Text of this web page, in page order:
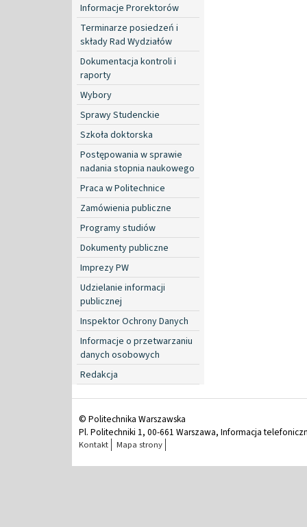
Informacje Prorektorów
Terminarze posiedzeń i
składy Rad Wydziałów
Dokumentacja kontroli i
raporty
Wybory
Sprawy Studenckie
Szkoła doktorska
Postępowania w sprawie
nadania stopnia naukowego
Praca w Politechnice
Zamówienia publiczne
Programy studiów
Dokumenty publiczne
Imprezy PW
Udzielanie informacji
publicznej
Inspektor Ochrony Danych
Informacje o przetwarzaniu
danych osobowych
Redakcja
© Politechnika Warszawska
Pl. Politechniki 1, 00-661 Warszawa, Informacja
Kontakt Mapa strony